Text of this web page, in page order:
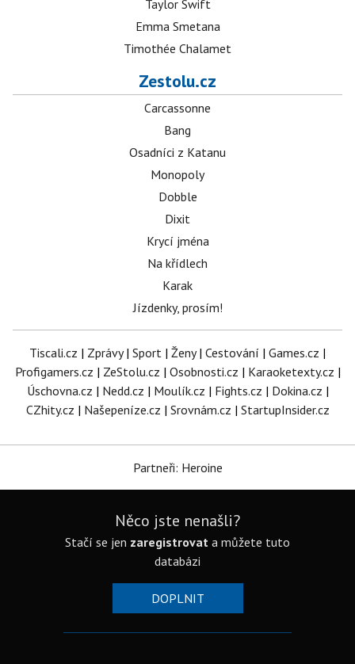
Taylor Swift
Emma Smetana
Timothée Chalamet
Zestolu.cz
Carcassonne
Bang
Osadníci z Katanu
Monopoly
Dobble
Dixit
Krycí jména
Na křídlech
Karak
Jízdenky, prosím!
Tiscali.cz | Zprávy| Sport | Ženy| Cestování | Games.cz |
Profigamers.cz | ZeStolu.cz | Osobnosti.cz | Karaoketexty.cz |
Úschovna.cz | Nedd.cz | Moulík.cz | Fights.cz | Dokina.cz |
CZhity.cz | Našepeníze.cz | Srovnám.cz | StartupInsider.cz
Partneři: Heroine
Něco jste nenašli?
Stačí se jen zaregistrovat a můžete tuto
databázi
DOPLNIT